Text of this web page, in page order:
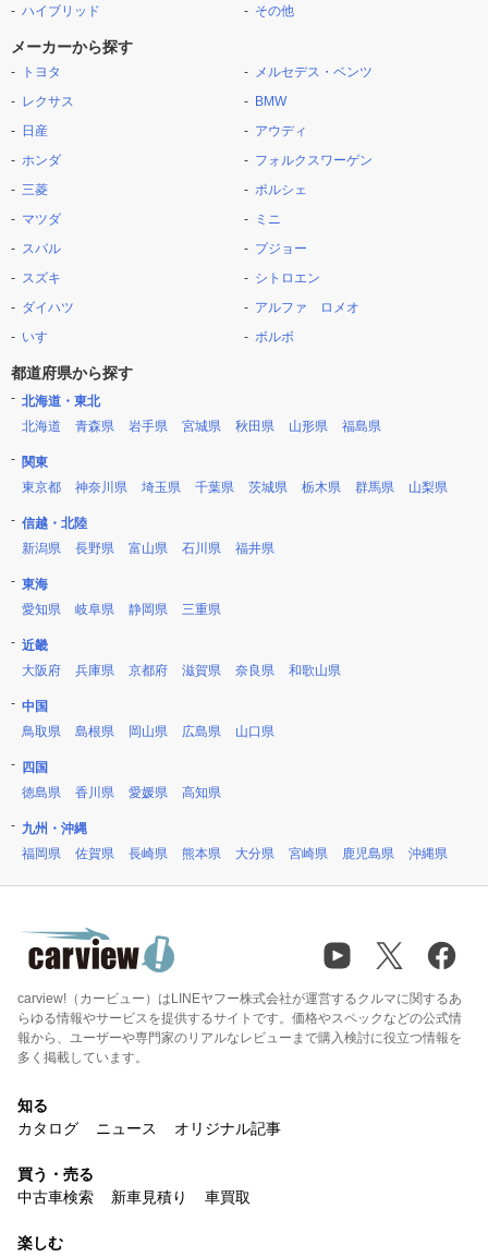
ハイブリッド
その他
メーカーから探す
トヨタ
レクサス
日産
ホンダ
三菱
マツダ
スバル
スズキ
ダイハツ
いすゞ
メルセデス・ベンツ
BMW
アウディ
フォルクスワーゲン
ポルシェ
ミニ
プジョー
シトロエン
アルファ ロメオ
ボルボ
都道府県から探す
北海道・東北
北海道
青森県 岩手県 宮城県 秋田県 山形県 福島県
関東
東京都
神奈川県 埼玉県 千葉県 茨城県 栃木県 群馬県 山梨県
信越・北陸
新潟県
長野県 富山県 石川県 福井県
東海
愛知県
岐阜県 静岡県 三重県
近畿
大阪府
兵庫県 京都府 滋賀県 奈良県 和歌山県
中国
鳥取県
島根県 岡山県 広島県 山口県
四国
徳島県
香川県 愛媛県 高知県
九州・沖縄
福岡県
佐賀県 長崎県 熊本県 大分県 宮崎県 鹿児島県 沖縄県
carview!（カービュー）はLINEヤフー株式会社が運営するクルマに関するあ
らゆる情報やサービスを提供するサイトです。価格やスペックなどの公式情
報から、ユーザーや専門家のリアルなレビューまで購入検討に役立つ情報を
多く掲載しています。
知る
カタログ
ニュース オリジナル記事
買う・売る
中古車検索
新車見積り 車買取
楽しむ